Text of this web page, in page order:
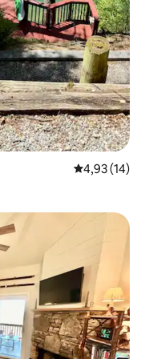
4,93 de uma
4,93 (14)